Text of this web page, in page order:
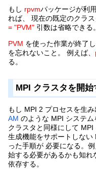
もし rpvmパッケージが利
れば、 現在の既定のクラ
= "PVM" 引数は省略できる。
PVM を使った作業が終了
を忘れないこと。 例えば、
る。
MPI クラスタを開始
もし MPI 2 プロセスを生
AM のような MPI システ
クラスタと同様にして
生成機能をサポートしな
った手順が 必要になる。
始する必要があるかも知
依存する。